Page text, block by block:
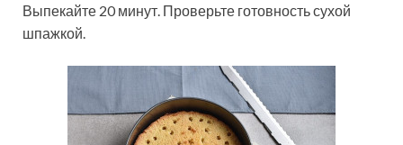
Выпекайте 20 минут. Проверьте готовность сухой
шпажкой.